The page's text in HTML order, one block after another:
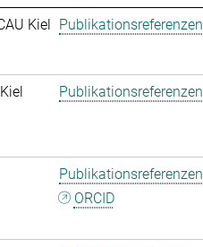
Kiel Publikationsreferenzen
Publikationsreferenzen
Publikationsreferenzen
ORCID